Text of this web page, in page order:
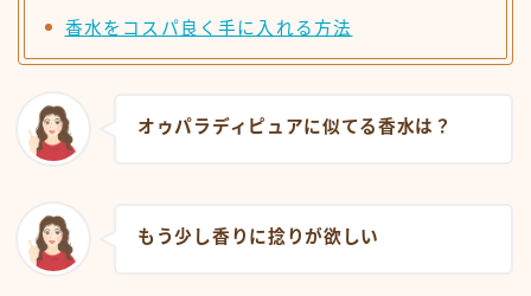
香水をコスパ良く手に入れる方法
オゥパラディピュアに似てる香水は？
もう少し香りに捻りが欲しい